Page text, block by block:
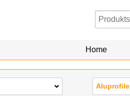
Home
Aluprofile